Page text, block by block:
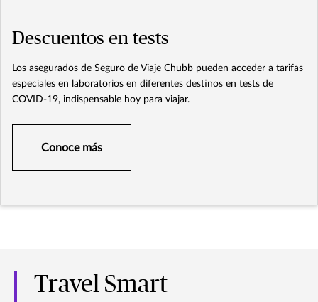
Descuentos en tests
Los asegurados de Seguro de Viaje Chubb pueden acceder a tarifas
especiales en laboratorios en diferentes destinos en tests de
COVID-19, indispensable hoy para viajar.
Conoce más
Travel Smart